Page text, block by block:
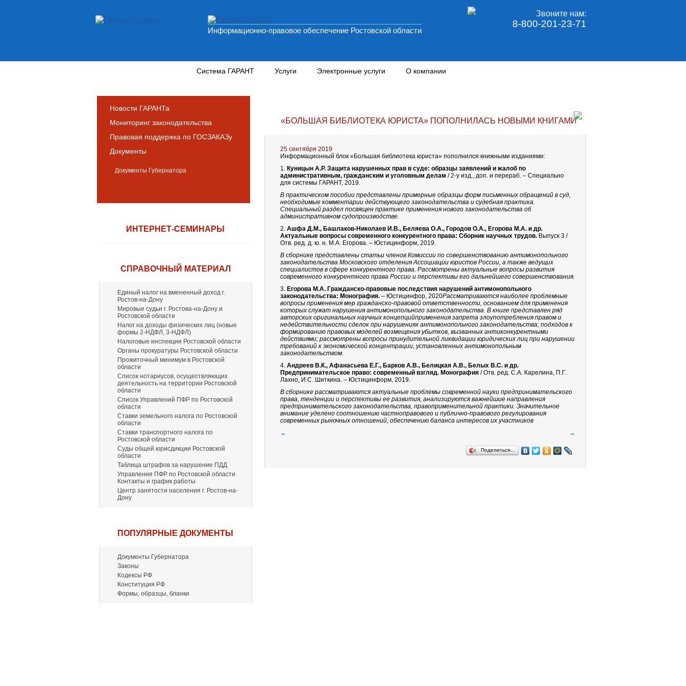
Информационно-правовое обеспечение Ростовской области
Звоните нам:
8-800-201-23-71
Система ГАРАНТ Услуги Электронные услуги О компании
Новости ГАРАНТа
Мониторинг законодательства
Правовая поддержка по ГОСЗАКАЗу
Документы
Документы Губернатора
ИНТЕРНЕТ-СЕМИНАРЫ
СПРАВОЧНЫЙ МАТЕРИАЛ
Единый налог на вмененный доход г.
Ростов-на-Дону
Мировые судьи г. Ростова-на-Дону и
Ростовской области
Налог на доходы физических лиц (новые
формы 2-НДФЛ, 3-НДФЛ)
Налоговые инспекции Ростовской области
Органы прокуратуры Ростовской области
Прожиточный минимум в Ростовской
области
Список нотариусов, осуществляющих
деятельность на территории Ростовской
области
Список Управлений ПФР по Ростовской
области
Ставки земельного налога по Ростовской
области
Ставки транспортного налога по
Ростовской области
Суды общей юрисдикции Ростовской
области
Таблица штрафов за нарушение ПДД
Управления ПФР по Ростовской области.
Контакты и график работы
Центр занятости населения г. Ростов-на-
Дону
ПОПУЛЯРНЫЕ ДОКУМЕНТЫ
Документы Губернатора
Законы
Кодексы РФ
Конституция РФ
Формы, образцы, бланки
«БОЛЬШАЯ БИБЛИОТЕКА ЮРИСТА» ПОПОЛНИЛАСЬ НОВЫМИ КНИГАМИ
25 сентября 2019
Информационный блок «Большая библиотека юриста» пополнился книжными изданиями:
1. Куницын А.Р. Защита нарушенных прав в суде: образцы заявлений и жалоб по
административным, гражданским и уголовным делам / 2-у изд., доп. и перераб. – Специально
для системы ГАРАНТ, 2019.
В практическом пособии представлены примерные образцы форм письменных обращений в суд,
необходимые комментарии действующего законодательства и судебная практика.
Специальный раздел посвящен практике применения нового законодательства об
административном судопроизводстве.
2. Ашфа Д.М., Башлаков-Николаев И.В., Беляева О.А., Городов О.А., Егорова М.А. и др.
Актуальные вопросы современного конкурентного права: Сборник научных трудов. Выпуск 3 /
Отв. ред. д. ю. н. М.А. Егорова. – Юстицинформ, 2019.
В сборнике представлены статьи членов Комиссии по совершенствованию антимонопольного
законодательства Московского отделения Ассоциации юристов России, а также ведущих
специалистов в сфере конкурентного права. Рассмотрены актуальные вопросы развития
современного конкурентного права России и перспективы его дальнейшего совершенствования.
3. Егорова М.А. Гражданско-правовые последствия нарушений антимонопольного
законодательства: Монография. – Юстицинфор, 2020Рассматриваются наиболее проблемные
вопросы применения мер гражданско-правовой ответственности, основанием для применения
которых служат нарушения антимонопольного законодательства. В книге представлен ряд
авторских оригинальных научных концепцийприменения запрета злоупотребления правом и
недействительности сделок при нарушениях антимонопольного законодательства; подходов к
формированию правовых моделей возмещения убытков, вызванных антиконкурентными
действиями; рассмотрены вопросы принудительной ликвидации юридических лиц при нарушении
требований к экономической концентрации, установленных антимонопольным
законодательством.
4. Андреев В.К., Афанасьева Е.Г., Барков А.В., Белицкая А.В., Белых В.С. и др.
Предпринимательское право: современный взгляд. Монография / Отв. ред. С.А. Карелина, П.Г.
Лахно, И.С. Шиткина. – Юстицинформ, 2019.
В сборнике рассматриваются актуальные проблемы современной науки предпринимательского
права, тенденции и перспективы ее развития, анализируются важнейшие направления
предпринимательского законодательства, правоприменительной практики. Значительное
внимание уделено соотношению частноправового и публично-правового регулирования
современных рыночных отношений, обеспечению баланса интересов их участников
←
→
Поделиться…